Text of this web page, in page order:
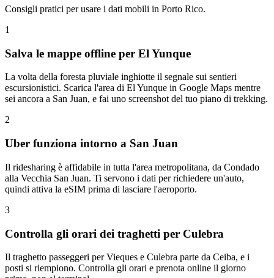
Consigli pratici per usare i dati mobili in Porto Rico.
1
Salva le mappe offline per El Yunque
La volta della foresta pluviale inghiotte il segnale sui sentieri
escursionistici. Scarica l'area di El Yunque in Google Maps mentre
sei ancora a San Juan, e fai uno screenshot del tuo piano di trekking.
2
Uber funziona intorno a San Juan
Il ridesharing è affidabile in tutta l'area metropolitana, da Condado
alla Vecchia San Juan. Ti servono i dati per richiedere un'auto,
quindi attiva la eSIM prima di lasciare l'aeroporto.
3
Controlla gli orari dei traghetti per Culebra
Il traghetto passeggeri per Vieques e Culebra parte da Ceiba, e i
posti si riempiono. Controlla gli orari e prenota online il giorno